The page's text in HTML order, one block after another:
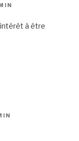
intérêt à être